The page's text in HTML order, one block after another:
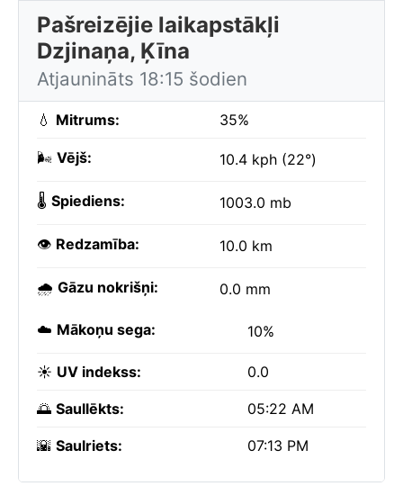
Pašreizējie laikapstākļi
Dzjinaņa, Ķīna
Atjaunināts 18:15 šodien
💧 Mitrums: 35%
🌬️ Vējš: 10.4 kph (22°)
🌡️ Spiediens: 1003.0 mb
👁️ Redzamība: 10.0 km
🌧️ Gāzu nokrišņi: 0.0 mm
☁️ Mākoņu sega: 10%
☀️ UV indekss: 0.0
🌅 Saullēkts: 05:22 AM
🌇 Saulriets: 07:13 PM